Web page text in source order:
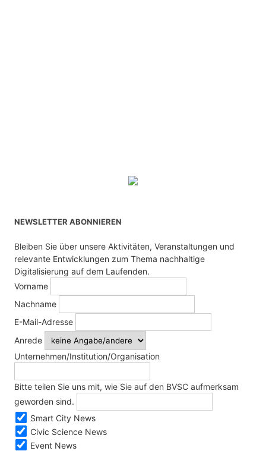
NEWSLETTER ABONNIEREN
Bleiben Sie über unsere Aktivitäten, Veranstaltungen und
relevante Entwicklungen zum Thema nachhaltige
Digitalisierung auf dem Laufenden.
Vorname
Nachname
E-Mail-Adresse
Anrede
Unternehmen/Institution/Organisation
Bitte teilen Sie uns mit, wie Sie auf den BVSC aufmerksam
geworden sind.
Smart City News
Civic Science News
Event News